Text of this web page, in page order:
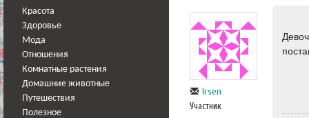
Красота
Здоровье
Мода
Отношения
Комнатные растения
Домашние животные
Путешествия
Полезное
Irsen
Участник